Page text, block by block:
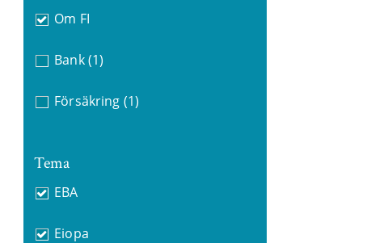
Om FI
Bank (1)
Försäkring (1)
Tema
EBA
Eiopa